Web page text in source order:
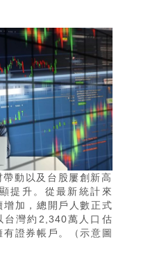
動以及台股屢創新高
提升。從最新統計來
加，總開戶人數正式
灣約2,340萬人口估
證券帳戶。（示意圖